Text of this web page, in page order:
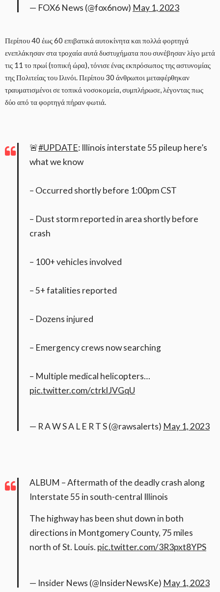
— FOX6 News (@fox6now) May 1, 2023
Περίπου 40 έως 60 επιβατικά αυτοκίνητα και πολλά φορτηγά
ενεπλάκησαν στα τροχαία αυτά δυστυχήματα που συνέβησαν λίγο μετά
τις 11 το πρωί (τοπική ώρα), τόνισε ένας εκπρόσωπος της αστυνομίας
της Πολιτείας του Ιλινόι. Περίπου 30 άνθρωποι μεταφέρθηκαν
τραυματισμένοι σε τοπικά νοσοκομεία, συμπλήρωσε, λέγοντας πως
δύο από τα φορτηγά πήραν φωτιά.
🚨#UPDATE: Illinois interstate 55 pileup here’s
what we know
– Occurred shortly before 1:00pm CST
– Dust storm reported in area shortly before
crash
– 100+ vehicles involved
– 5+ fatalities reported
– Dozens injured
– Emergency crews now searching
– Multiple medical helicopters…
pic.twitter.com/ctrklJVGqU
— R A W S A L E R T S (@rawsalerts) May 1, 2023
ALBUM – Aftermath of the deadly crash along
Interstate 55 in south-central Illinois
The highway has been shut down in both
directions in Montgomery County, 75 miles
north of St. Louis. pic.twitter.com/3R3pxt8YPS
— Insider News (@InsiderNewsKe) May 1, 2023